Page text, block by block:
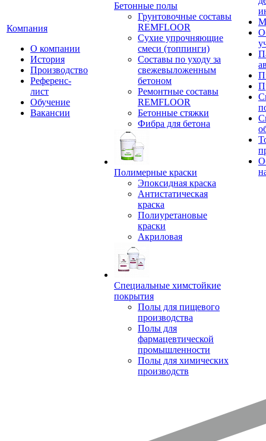
Компания
О компании
История
Производство
Референс-
лист
Обучение
Вакансии
Бетонные полы
Грунтовочные составы
REMFLOOR
Сухие упрочняющие
смеси (топпинги)
Составы по уходу за
свежевыложенным
бетоном
Ремонтные составы
REMFLOOR
Бетонные стяжки
Фибра для бетона
Полимерные краски
Эпоксидная краска
Антистатическая
краска
Полиуретановые
краски
Акриловая
Специальные химстойкие
покрытия
Полы для пищевого
производства
Полы для
фармацевтической
промышленности
Полы для химических
производств